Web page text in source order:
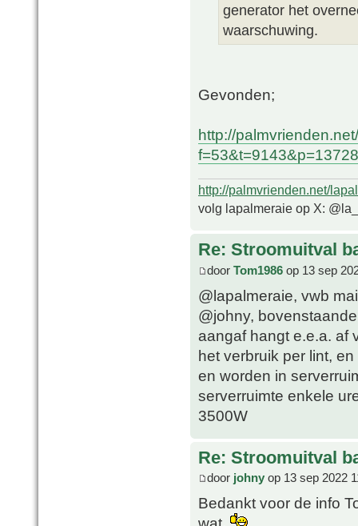
generator het
waarschuwing.
Gevonden;
http://
http://palmvrienden.net/
volg lapalmeraie op X:
Re: Stroomuitval
door Tom1986 op 13 sep
@lapalmeraie, vwb
@johny,
aangaf hangt e.e.a. af
het verbruik per lint,
en worden in
serverruimte enkele
3500W
Re: Stroomuitval
door johny op 13 sep 2022
Bedankt voor de info